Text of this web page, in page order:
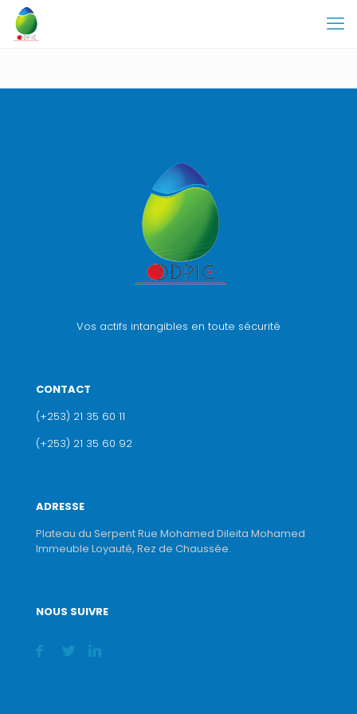
Vos actifs intangibles en toute sécurité
CONTACT
(+253) 21 35 60 11
(+253) 21 35 60 92
ADRESSE
Plateau du Serpent Rue Mohamed Dileita Mohamed
Immeuble Loyauté, Rez de Chaussée.
NOUS SUIVRE